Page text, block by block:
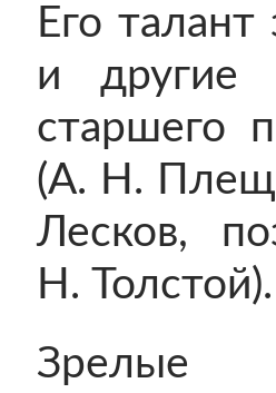
Его
и другие
старшего
(А. Н.
Лесков,
Н. Толстой).